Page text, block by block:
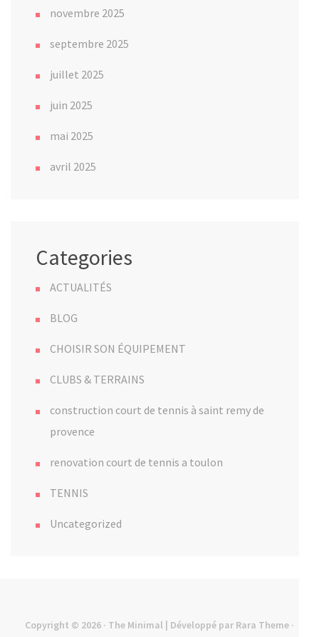
novembre 2025
septembre 2025
juillet 2025
juin 2025
mai 2025
avril 2025
Categories
ACTUALITÉS
BLOG
CHOISIR SON ÉQUIPEMENT
CLUBS & TERRAINS
construction court de tennis à saint remy de
provence
renovation court de tennis a toulon
TENNIS
Uncategorized
Copyright © 2026 · The Minimal | Développé par Rara Theme ·